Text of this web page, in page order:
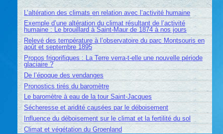
L’altération des climats en relation avec l’activité humaine
Exemple d’une altération du climat résultant de l’activité
humaine : Le brouillard à Saint-Maur de 1874 à nos jours
Relevé des température à l’observatoire du parc Montsouris en
août et septembre 1895
Propos frigorifiques : La Terre verra-t-elle une nouvelle période
glaciaire ?
De l’époque des vendanges
Pronostics tirés du baromètre
Le baromètre à eau de la tour Saint-Jacques
Sécheresse et aridité causées par le déboisement
Influence du déboisement sur le climat et la fertilité du sol
Climat et végétation du Groenland